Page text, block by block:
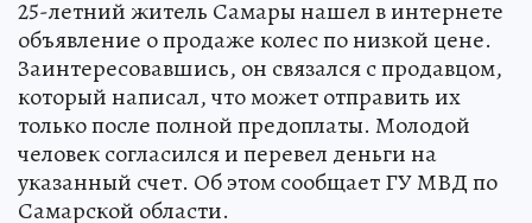
25-летний житель Самары нашел в интернете
объявление о продаже колес по низкой цене.
Заинтересовавшись, он связался с продавцом,
который написал, что может отправить их
только после полной предоплаты. Молодой
человек согласился и перевел деньги на
указанный счет. Об этом сообщает ГУ МВД по
Самарской области.